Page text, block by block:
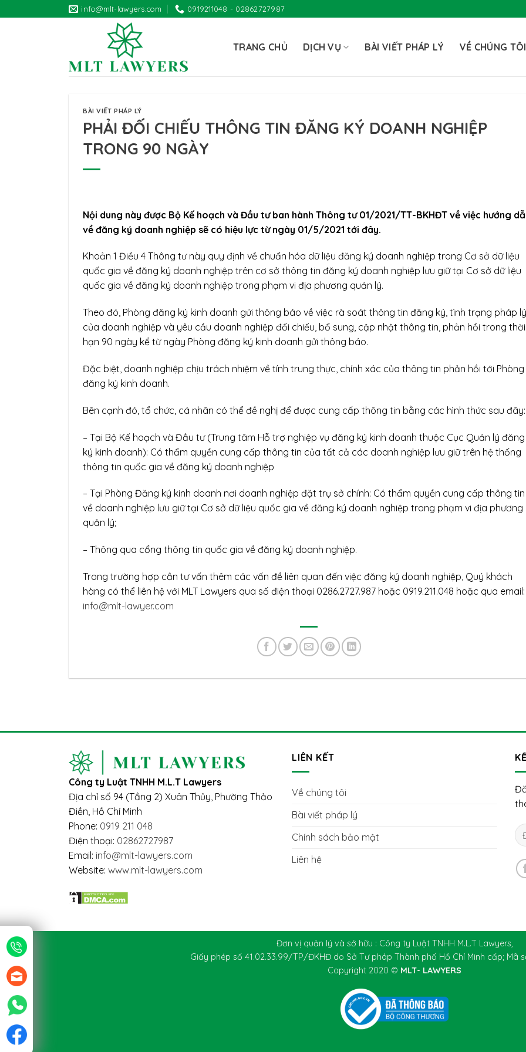
info@mlt-lawyers.com 0919211048 - 02862727987
TRANG CHỦ DỊCH VỤ BÀI VIẾT PHÁP LÝ VỀ CHÚNG TÔI
BÀI VIẾT PHÁP LÝ
PHẢI ĐỐI CHIẾU THÔNG TIN ĐĂNG KÝ DOANH NGHIỆP
TRONG 90 NGÀY
Nội dung này được Bộ Kế hoạch và Đầu tư ban hành Thông tư 01/2021/TT-BKHĐT về việc hướng
về đăng ký doanh nghiệp sẽ có hiệu lực từ ngày 01/5/2021 tới đây.
Khoản 1 Điều 4 Thông tư này quy định về chuẩn hóa dữ liệu đăng ký doanh nghiệp trong Cơ sở dữ liệu
quốc gia về đăng ký doanh nghiệp trên cơ sở thông tin đăng ký doanh nghiệp lưu giữ tại Cơ sở dữ liệu
quốc gia về đăng ký doanh nghiệp trong phạm vi địa phương quản lý.
Theo đó, Phòng đăng ký kinh doanh gửi thông báo về việc rà soát thông tin đăng ký, tình trạng pháp lý
của doanh nghiệp và yêu cầu doanh nghiệp đối chiếu, bổ sung, cập nhật thông tin, phản hồi trong thời
hạn 90 ngày kể từ ngày Phòng đăng ký kinh doanh gửi thông báo.
Đặc biệt, doanh nghiệp chịu trách nhiệm về tính trung thực, chính xác của thông tin phản hồi tới Phòng
đăng ký kinh doanh.
Bên cạnh đó, tổ chức, cá nhân có thể đề nghị để được cung cấp thông tin bằng các hình thức sau đây:
– Tại Bộ Kế hoạch và Đầu tư (Trung tâm Hỗ trợ nghiệp vụ đăng ký kinh doanh thuộc Cục Quản lý đăng
ký kinh doanh): Có thẩm quyền cung cấp thông tin của tất cả các doanh nghiệp lưu giữ trên hệ thống
thông tin quốc gia về đăng ký doanh nghiệp
– Tại Phòng Đăng ký kinh doanh nơi doanh nghiệp đặt trụ sở chính: Có thẩm quyền cung cấp thông tin
về doanh nghiệp lưu giữ tại Cơ sở dữ liệu quốc gia về đăng ký doanh nghiệp trong phạm vi địa phương
quản lý;
– Thông qua cổng thông tin quốc gia về đăng ký doanh nghiệp.
Trong trường hợp cần tư vấn thêm các vấn đề liên quan đến việc đăng ký doanh nghiệp, Quý khách
hàng có thể liên hệ với MLT Lawyers qua số điện thoại 0286.2727.987 hoặc 0919.211.048 hoặc qua email:
info@mlt-lawyer.com
Công ty Luật TNHH M.L.T Lawyers
Địa chỉ số 94 (Tầng 2) Xuân Thủy, Phường Thảo
Điền, Hồ Chí Minh
Phone: 0919 211 048
Điện thoại: 02862727987
Email: info@mlt-lawyers.com
Website: www.mlt-lawyers.com
LIÊN KẾT
Về chúng tôi
Bài viết pháp lý
Chính sách bảo mật
Liên hệ
Đơn vị quản lý và sở hữu : Công ty Luật TNHH M.L.T Lawyers,
Giấy phép số 41.02.33.99/TP/ĐKHĐ do Sở Tư pháp Thành phố Hồ Chí Minh cấp; Mã
Copyright 2020 © MLT- LAWYERS